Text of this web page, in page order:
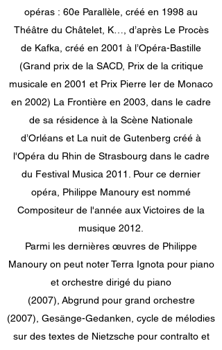
opéras : 60e Parallèle, créé en 1998 au
Théâtre du Châtelet, K…, d’après Le Procès
de Kafka, créé en 2001 à l’Opéra-Bastille
(Grand prix de la SACD, Prix de la critique
musicale en 2001 et Prix Pierre Ier de Monaco
en 2002) La Frontière en 2003, dans le cadre
de sa résidence à la Scène Nationale
d’Orléans et La nuit de Gutenberg créé à
l'Opéra du Rhin de Strasbourg dans le cadre
du Festival Musica 2011. Pour ce dernier
opéra, Philippe Manoury est nommé
Compositeur de l'année aux Victoires de la
musique 2012.
Parmi les dernières œuvres de Philippe
Manoury on peut noter Terra Ignota pour piano
et orchestre dirigé du piano
(2007), Abgrund pour grand orchestre
(2007), Gesänge-Gedanken, cycle de mélodies
sur des textes de Nietzsche pour contralto et